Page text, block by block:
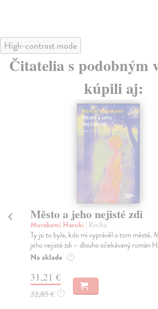
High-contrast mode
Čitatelia s podobným
kúpili aj:
Město a jeho nejisté zdi
Murakami Haruki | Kniha
Ty jsi to byla, kdo mi vyprávěl o tom městě.
jeho nejisté zdi – dlouho očekávaný román
Na sklade ?
31,21 €
32,85 € ?